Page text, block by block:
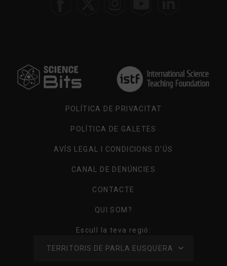
POLÍTICA DE PRIVACITAT
POLÍTICA DE GALETES
AVÍS LEGAL I CONDICIONS D'ÚS
CANAL DE DENÚNCIES
CONTACTE
QUI SOM?
Escull la teva regió:
TERRITORIS DE PARLA EUSQUERA